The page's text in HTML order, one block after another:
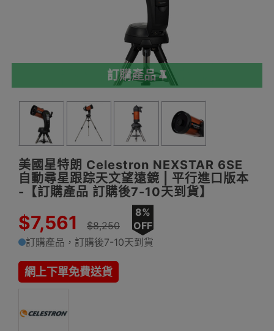
訂購產品
美國星特朗 Celestron NEXSTAR 6SE
自動尋星跟踪天文望遠鏡 | 平行進口版本
-【訂購產品 訂購後7-10天到貨】
$7,561 $8,250
8%
OFF
訂購產品，訂購後7-10天到貨
網上下單免費送貨